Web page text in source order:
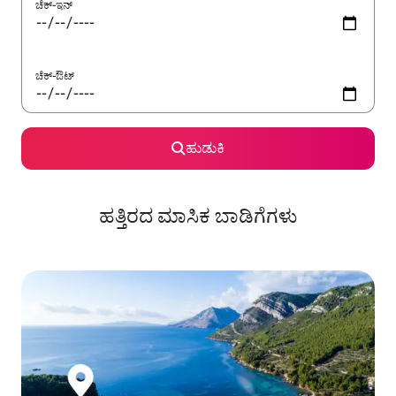
ಚೆಕ್-ಇನ್
ಚೆಕ್-ಔಟ್
ಹುಡುಕಿ
ಹತ್ತಿರದ ಮಾಸಿಕ ಬಾಡಿಗೆಗಳು